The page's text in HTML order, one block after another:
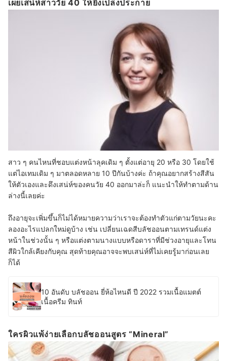
เผยเสน่ห์สาววัย 40 ให้ยิ่งเปล่งประกาย
สาว ๆ คนไหนที่ชอบแต่งหน้าลุคเดิม ๆ ตั้งแต่อายุ 20 หรือ 30 โดยใช้
แต่ไอเทมเดิม ๆ มาตลอดหลาย 10 ปีกันบ้างค่ะ ถ้าคุณอยากสร้างสีสัน
ให้ตัวเองและดึงเสน่ห์ของคนวัย 40 ออกมาล่ะก็ แนะนำให้ทำตามด้าน
ล่างนี้เลยค่ะ
ถึงอายุจะเพิ่มขึ้นก็ไม่ได้หมายความว่าเราจะต้องทำตัวแก่ตามวัยนะคะ
ลองอะไรแปลกใหม่ดูบ้าง เช่น เปลี่ยนเฉดสีบลัชออนตามเทรนด์แต่ง
หน้าในช่วงนั้น ๆ หรือแต่งตามนางแบบหรือดาราที่มีช่วงอายุและโทน
สีผิวใกล้เคียงกับคุณ สุดท้ายคุณอาจจะพบเสน่ห์ที่ไม่เคยรู้มาก่อนเลย
ก็ได้
10 อันดับ บลัชออน ยี่ห้อไหนดี ปี 2022 รวมเนื้อแมตต์
เนื้อครีม ทินท์
ใครผิวแพ้ง่ายเลือกบลัชออนสูตร “Mineral”